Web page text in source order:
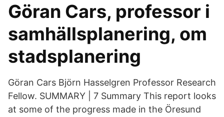
Göran Cars, professor i
samhällsplanering, om
stadsplanering
Göran Cars Björn Hasselgren Professor Research
Fellow. SUMMARY | 7 Summary This report looks
at some of the progress made in the Öresund